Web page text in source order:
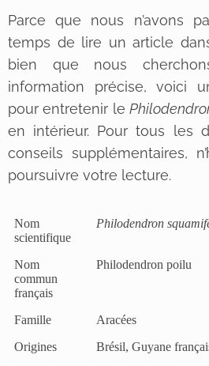
Parce que nous n’avons
temps de lire un article
bien que nous
information précise, voici
pour entretenir le
en intérieur. Pour tous les
conseils supplémentaires,
poursuivre votre lecture.
Nom
scientifique
Philodendron
Nom
commun
français
Philodendron poilu
Famille
Aracées
Origines
Brésil, Guyane